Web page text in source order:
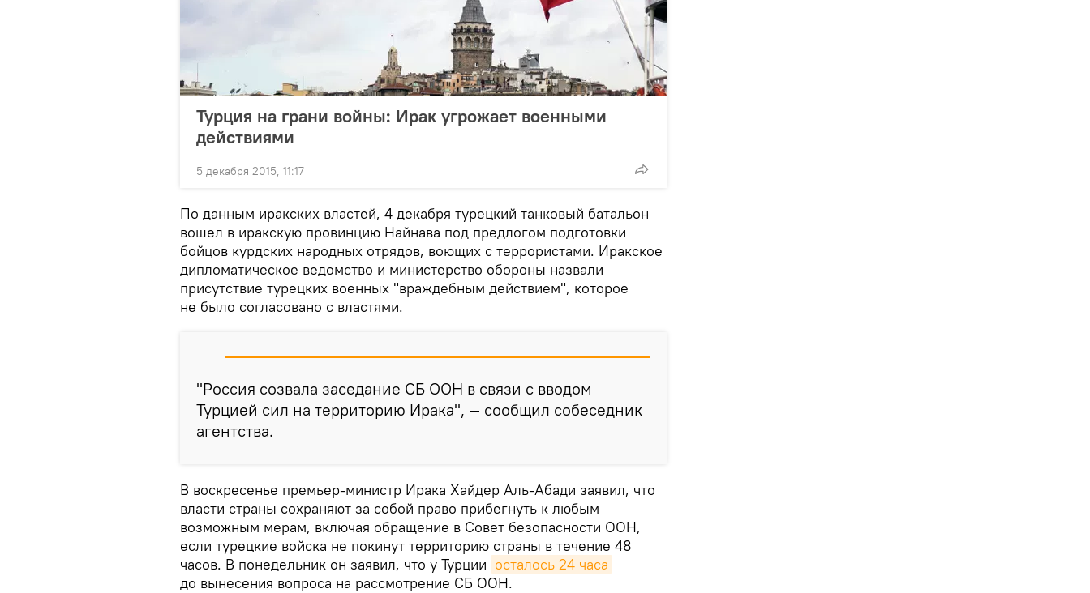
Турция на грани войны: Ирак угрожает военными
действиями
5 декабря 2015, 11:17
По данным иракских властей, 4 декабря турецкий танковый батальон
вошел в иракскую провинцию Найнава под предлогом подготовки
бойцов курдских народных отрядов, воющих с террористами. Иракское
дипломатическое ведомство и министерство обороны назвали
присутствие турецких военных "враждебным действием", которое
не было согласовано с властями.
"Россия созвала заседание СБ ООН в связи с вводом
Турцией сил на территорию Ирака", — сообщил собеседник
агентства.
В воскресенье премьер-министр Ирака Хайдер Аль-Абади заявил, что
власти страны сохраняют за собой право прибегнуть к любым
возможным мерам, включая обращение в Совет безопасности ООН,
если турецкие войска не покинут территорию страны в течение 48
часов. В понедельник он заявил, что у Турции осталось 24 часа
до вынесения вопроса на рассмотрение СБ ООН.